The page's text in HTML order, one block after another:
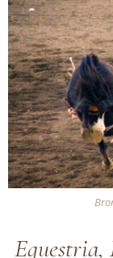
Equestria,